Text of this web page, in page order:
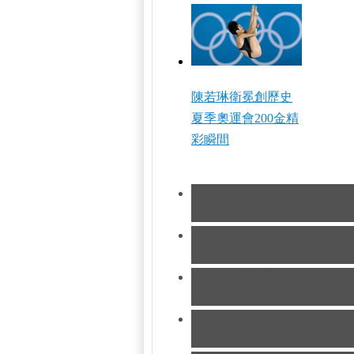
陳若琳衛冕創歷史
夏季奧運會200金精
彩瞬間